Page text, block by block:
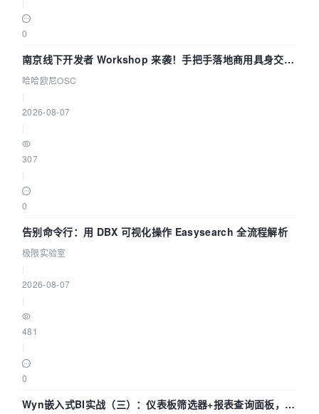
0
南京线下开发者 Workshop 来袭！手把手落地商用具身交互
智能 Agent 应用
哈哈欧尼OSC
2026-08-07
307
0
告别命令行：用 DBX 可视化操作 Easysearch 全流程解析
极限实验室
2026-08-07
481
0
Wyn嵌入式BI实战（三）：仪表板筛选器+报表查询面板，参